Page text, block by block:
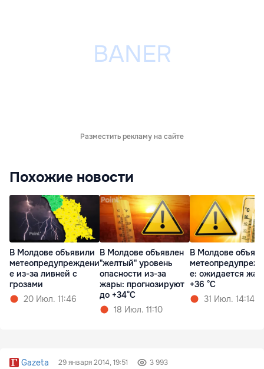
Разместить рекламу на сайте
Похожие новости
В Молдове объявили
метеопредупреждени
е из-за ливней с
грозами
20 Июл. 11:46
В Молдове объявлен
"желтый" уровень
опасности из-за
жары: прогнозируют
до +34°C
18 Июл. 11:10
В Молдове
е: ожидается
+36 °C
31 Июл. 14:14
Gazeta 29 января 2014, 19:51 3 993